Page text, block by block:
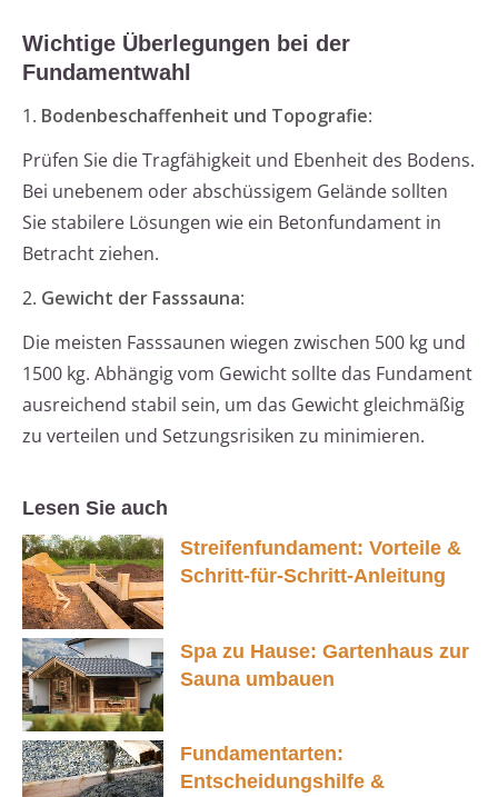
Wichtige Überlegungen bei der
Fundamentwahl
1. Bodenbeschaffenheit und Topografie:
Prüfen Sie die Tragfähigkeit und Ebenheit des Bodens.
Bei unebenem oder abschüssigem Gelände sollten
Sie stabilere Lösungen wie ein Betonfundament in
Betracht ziehen.
2. Gewicht der Fasssauna:
Die meisten Fasssaunen wiegen zwischen 500 kg und
1500 kg. Abhängig vom Gewicht sollte das Fundament
ausreichend stabil sein, um das Gewicht gleichmäßig
zu verteilen und Setzungsrisiken zu minimieren.
Lesen Sie auch
Streifenfundament: Vorteile &
Schritt-für-Schritt-Anleitung
Spa zu Hause: Gartenhaus zur
Sauna umbauen
Fundamentarten:
Entscheidungshilfe &